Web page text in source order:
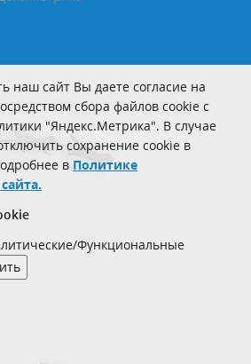
наш сайт Вы даете согласие на
сбора файлов cookie с
"Яндекс.Метрика". В случае
сохранение cookie в
в Политике
Функциональные